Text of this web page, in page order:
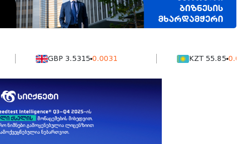
GBP 3.5315 0.0031 KZT 55.85 0.0029